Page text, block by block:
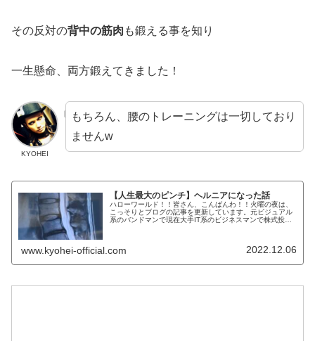
その反対の背中の筋肉 も鍛える事を知り
一生懸命、両方鍛えてきました！
KYOHEI
もちろん、腰のトレーニングは一切しており
ませんw
【人生最大のピンチ】ヘルニアになった話
ハローワールド！！皆さん、こんばんわ！！火曜の夜は、
こっそりとブログの記事を更新しています。元ビジュアル
系のバンドマンで現在大手IT系のビジネスマンで株式投資
www.kyohei-official.com 2022.12.06